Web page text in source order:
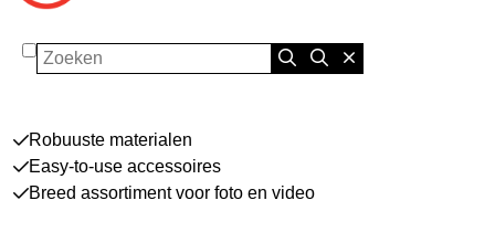
Zoeken
Robuuste materialen
Easy-to-use accessoires
Breed assortiment voor foto en video